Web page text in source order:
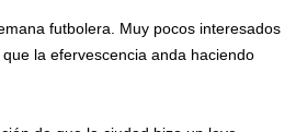
futbolera. Muy pocos interesados
la efervescencia anda haciendo